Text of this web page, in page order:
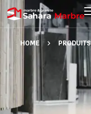
HOME PRODUITS